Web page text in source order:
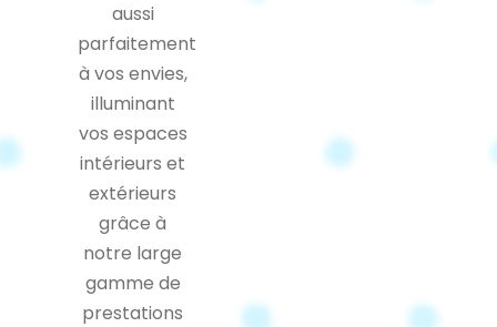
aussi
parfaitement
à vos envies,
illuminant
vos espaces
intérieurs et
extérieurs
grâce à
notre large
gamme de
prestations